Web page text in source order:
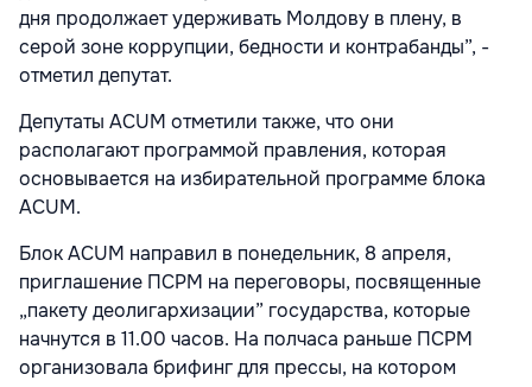
дня продолжает удерживать Молдову в плену, в
серой зоне коррупции, бедности и контрабанды”, -
отметил депутат.
Депутаты ACUM отметили также, что они
располагают программой правления, которая
основывается на избирательной программе блока
ACUM.
Блок ACUM направил в понедельник, 8 апреля,
приглашение ПСРМ на переговоры, посвященные
„пакету деолигархизации” государства, которые
начнутся в 11.00 часов. На полчаса раньше ПСРМ
организовала брифинг для прессы, на котором